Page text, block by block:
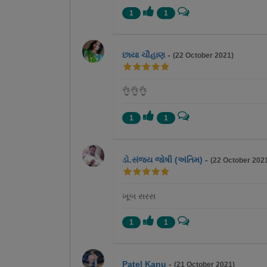
1 1
છાયા ચૌહાણ -(22 October 2021)
👌👌👌
1 1
ડો.સંજય જોષી (અંતિમ) -(22 October
ખૂબ સરસ
1 1
Patel Kanu -(21 October 2021)